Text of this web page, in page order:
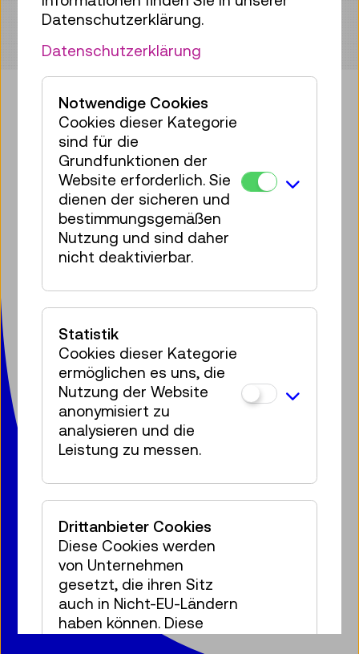
Bringen Sie etwas Technik in Ihr
Postfach!
Zum Newsletter anmelden
Facebook
Instagram
Pinterest
YouTube
LinkedIn
Bluesky
Technisches Museum Wien
mit Österreichischer Mediathek
Mariahilfer Straße 212
1140 Wien
T:+ 43 1 899 98-0
museumsbox@tmw.at
Presse
Datenschutz
Impressum
Cookies
© 2020 – 2026 TMW
Datenschutzerklärung.
Datenschutzerklärung
Notwendige Cookies
Cookies dieser Kategorie
sind für die
Grundfunktionen der
Website erforderlich. Sie
dienen der sicheren und
bestimmungsgemäßen
Nutzung und sind daher
nicht deaktivierbar.
Statistik
Cookies dieser Kategorie
ermöglichen es uns, die
Nutzung der Website
anonymisiert zu
analysieren und die
Leistung zu messen.
Drittanbieter Cookies
Diese Cookies werden
von Unternehmen
gesetzt, die ihren Sitz
auch in Nicht-EU-Ländern
haben können. Diese
Drittanbieter führen die